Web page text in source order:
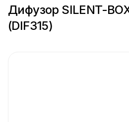
Дифузор SILENT-
(DIF315)